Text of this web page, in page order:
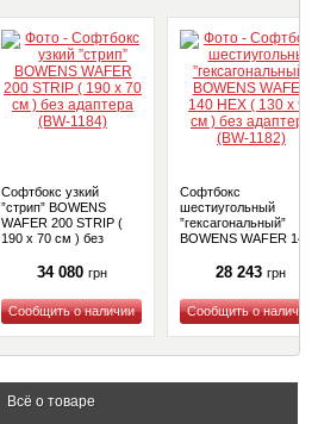
Софтбокс узкий
”стрип” BOWENS
WAFER 200 STRIP (
190 x 70 см ) без
34 080 грн
Купить
Софтбокс
шестиугольный
”гексагональный”
BOWENS WAFER 140
адаптера (BW-1182)
28 243 грн
Купить
Всё о товаре